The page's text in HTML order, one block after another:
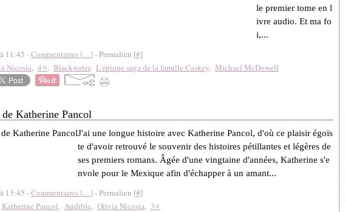
le premier tome en l
ivre audio. Et ma fo
i,...
11:45 -Commentaires […] - Permalien [#]
Nicosia, 4⭐, Blackwater, L'épique saga de la famille Caskey, Michael McDowell
Katherine Pancol
J'ai une longue histoire avec Katherine Pancol, d'où ce plaisir égoïs
te d'avoir retrouvé le souvenir des histoires pétillantes et légères de
ses premiers romans. Âgée d'une vingtaine d'années, Katherine s'e
nvole pour le Mexique afin d'échapper à un amant...
13:45 -Commentaires […] - Permalien [#]
Katherine Pancol, Audible, Olivia Nicosia, 3⭐